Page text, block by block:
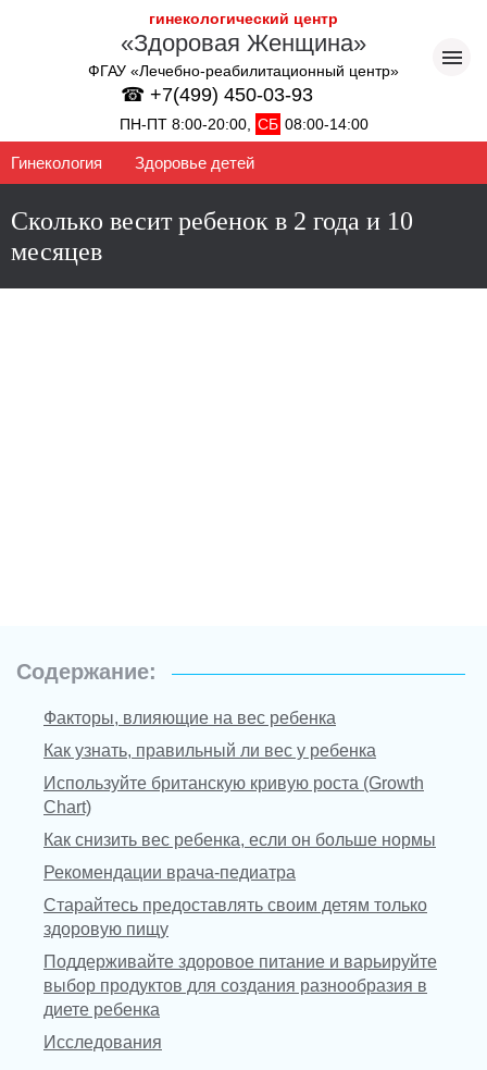
гинекологический центр
«Здоровая Женщина»
ФГАУ «Лечебно-реабилитационный центр»
☎ +7(499) 450-03-93
ПН-ПТ 8:00-20:00, СБ 08:00-14:00
Гинекология Здоровье детей
Сколько весит ребенок в 2 года и 10
месяцев
Содержание:
Факторы, влияющие на вес ребенка
Как узнать, правильный ли вес у ребенка
Используйте британскую кривую роста (Growth
Chart)
Как снизить вес ребенка, если он больше нормы
Рекомендации врача-педиатра
Старайтесь предоставлять своим детям только
здоровую пищу
Поддерживайте здоровое питание и варьируйте
выбор продуктов для создания разнообразия в
диете ребенка
Исследования